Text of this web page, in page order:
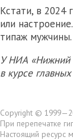
Кстати, в 2024
или
типаж мужчины.
У НИА «Нижний
в курсе
Copyright ©
При перепечатке
Настоящий ресурс